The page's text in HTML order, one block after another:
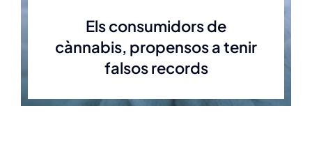
Els consumidors de
cànnabis, propensos a tenir
falsos records